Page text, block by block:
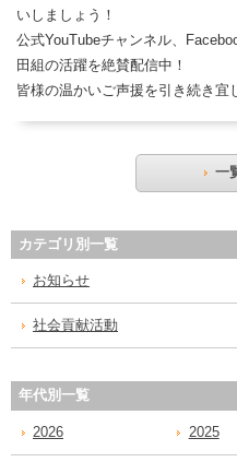
いしましょう！
公式YouTubeチャンネル、
田組の活躍を絶賛配信中！
皆様の温かいご声援を引き続き宜
一
カテゴリ別一覧
お知らせ
社会貢献活動
年代別一覧
2026 2025